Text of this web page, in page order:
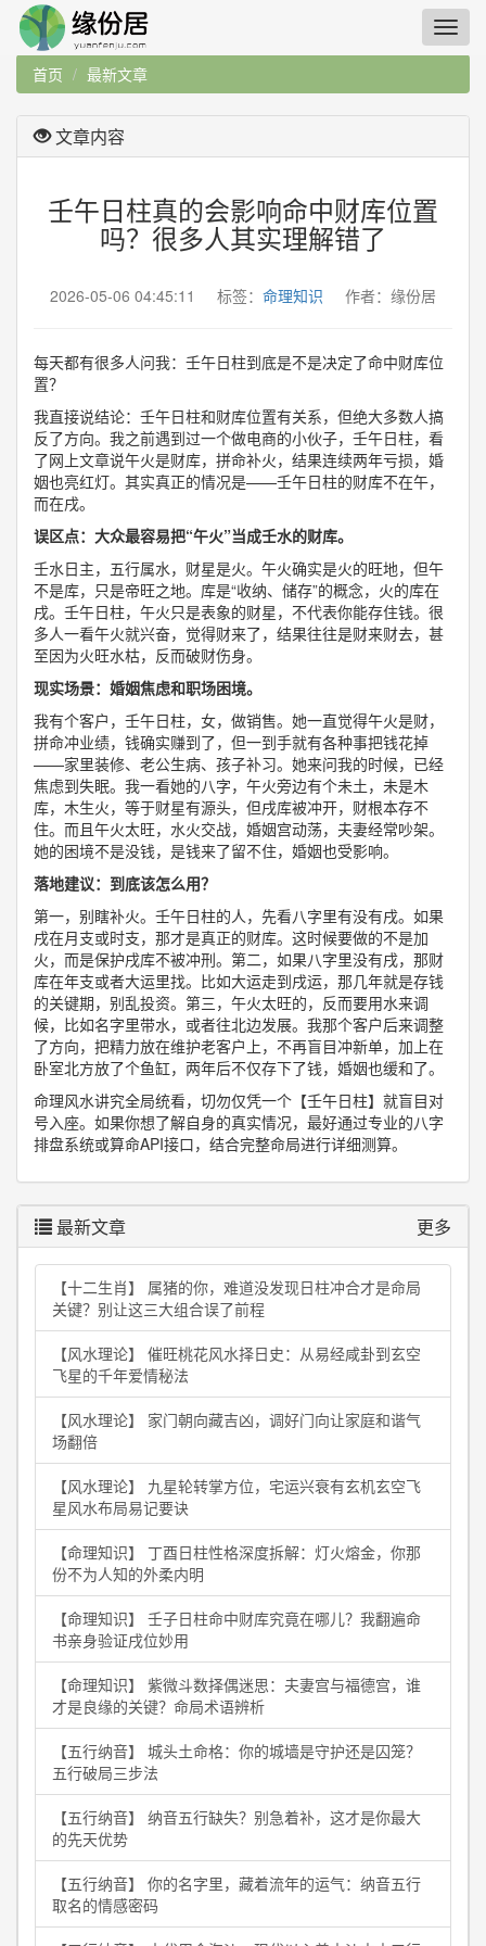
首页 最新文章
文章内容
壬午日柱真的会影响命中财库位置
吗？很多人其实理解错了
2026-05-06 04:45:11 标签： 命理知识 作者：缘份居
每天都有很多人问我：壬午日柱到底是不是决定了命中财库位
置？
我直接说结论：壬午日柱和财库位置有关系，但绝大多数人搞
反了方向。我之前遇到过一个做电商的小伙子，壬午日柱，看
了网上文章说午火是财库，拼命补火，结果连续两年亏损，婚
姻也亮红灯。其实真正的情况是——壬午日柱的财库不在午，
而在戌。
误区点：大众最容易把“午火”当成壬水的财库。
壬水日主，五行属水，财星是火。午火确实是火的旺地，但午
不是库，只是帝旺之地。库是“收纳、储存”的概念，火的库在
戌。壬午日柱，午火只是表象的财星，不代表你能存住钱。很
多人一看午火就兴奋，觉得财来了，结果往往是财来财去，甚
至因为火旺水枯，反而破财伤身。
现实场景：婚姻焦虑和职场困境。
我有个客户，壬午日柱，女，做销售。她一直觉得午火是财，
拼命冲业绩，钱确实赚到了，但一到手就有各种事把钱花掉
——家里装修、老公生病、孩子补习。她来问我的时候，已经
焦虑到失眠。我一看她的八字，午火旁边有个未土，未是木
库，木生火，等于财星有源头，但戌库被冲开，财根本存不
住。而且午火太旺，水火交战，婚姻宫动荡，夫妻经常吵架。
她的困境不是没钱，是钱来了留不住，婚姻也受影响。
落地建议：到底该怎么用？
第一，别瞎补火。壬午日柱的人，先看八字里有没有戌。如果
戌在月支或时支，那才是真正的财库。这时候要做的不是加
火，而是保护戌库不被冲刑。第二，如果八字里没有戌，那财
库在年支或者大运里找。比如大运走到戌运，那几年就是存钱
的关键期，别乱投资。第三，午火太旺的，反而要用水来调
候，比如名字里带水，或者往北边发展。我那个客户后来调整
了方向，把精力放在维护老客户上，不再盲目冲新单，加上在
卧室北方放了个鱼缸，两年后不仅存下了钱，婚姻也缓和了。
命理风水讲究全局统看，切勿仅凭一个【壬午日柱】就盲目对
号入座。如果你想了解自身的真实情况，最好通过专业的八字
排盘系统或算命API接口，结合完整命局进行详细测算。
最新文章 更多
【十二生肖】 属猪的你，难道没发现日柱冲合才是命局
关键？别让这三大组合误了前程
【风水理论】 催旺桃花风水择日史：从易经咸卦到玄空
飞星的千年爱情秘法
【风水理论】 家门朝向藏吉凶，调好门向让家庭和谐气
场翻倍
【风水理论】 九星轮转掌方位，宅运兴衰有玄机玄空飞
星风水布局易记要诀
【命理知识】 丁酉日柱性格深度拆解：灯火熔金，你那
份不为人知的外柔内明
【命理知识】 壬子日柱命中财库究竟在哪儿？我翻遍命
书亲身验证戌位妙用
【命理知识】 紫微斗数择偶迷思：夫妻宫与福德宫，谁
才是良缘的关键？命局术语辨析
【五行纳音】 城头土命格：你的城墙是守护还是囚笼？
五行破局三步法
【五行纳音】 纳音五行缺失？别急着补，这才是你最大
的先天优势
【五行纳音】 你的名字里，藏着流年的运气：纳音五行
取名的情感密码